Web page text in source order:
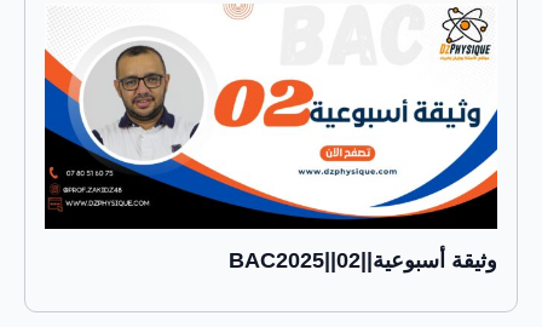
وثيقة أسبوعية||02||BAC2025